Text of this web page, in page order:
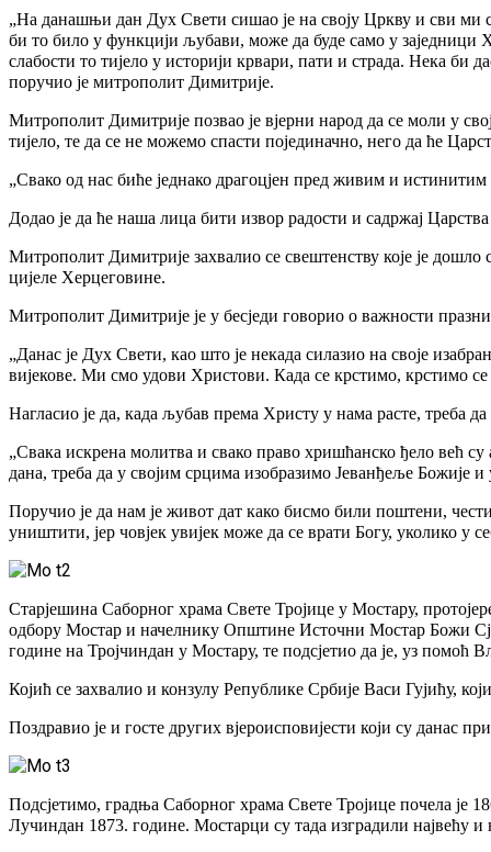
„На данашњи дан Дух Свети сишао је на своју Цркву и сви ми
би то било у функцији љубави, може да буде само у заједници
слабости то тијело у историји крвари, пати и страда. Нека би
поручио је митрополит Димитрије.
Митрополит Димитрије позвао је вјерни народ да се моли у
тијело, те да се не можемо спасти појединачно, него да ће
„Свако од нас биће једнако драгоцјен пред живим и
Додао је да ће наша лица бити извор радости и садржај Царства
Митрополит Димитрије захвалио се свештенству које је дошло
цијеле Херцеговине.
Митрополит Димитрије је у бесједи говорио о важности
„Данас је Дух Свети, као што је некада силазио на своје
вијекове. Ми смо удови Христови. Када се крстимо, крстимо
Нагласио је да, када љубав према Христу у нама расте, треба
„Свака искрена молитва и свако право хришћанско ђело већ
дана, треба да у својим срцима изобразимо Јеванђеље
Поручио је да нам је живот дат како бисмо били поштени,
уништити, јер човјек увијек може да се врати Богу, уколико у
Старјешина Саборног храма Свете Тројице у Мостару,
одбору Мостар и начелнику Општине Источни Мостар Божи
године на Тројчиндан у Мостару, те подсјетио да је, уз
Којић се захвалио и конзулу Републике Србије Васи Гујићу,
Поздравио је и госте других вјероисповијести који су данас
Подсјетимо, градња Саборног храма Свете Тројице почела је
Лучиндан 1873. године. Мостарци су тада изградили највећу